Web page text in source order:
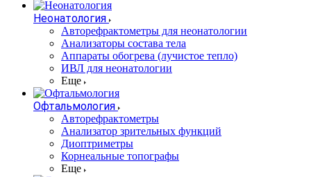
Неонатология
Авторефрактометры для неонатологии
Анализаторы состава тела
Аппараты обогрева (лучистое тепло)
ИВЛ для неонатологии
Еще
Офтальмология
Авторефрактометры
Анализатор зрительных функций
Диоптриметры
Корнеальные топографы
Еще